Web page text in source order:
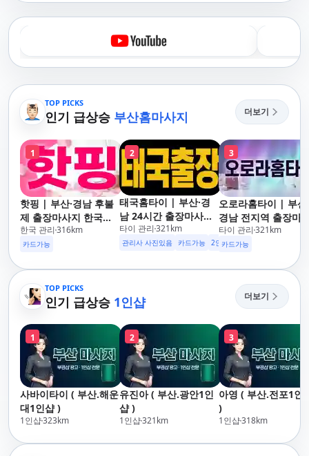
TOP PICKS
인기 급상승 부산홈마사지 더보기
1
핫핑 | 부산·경남 후불
제 출장마사지 한국인
관리사
한국 관리 316km
카드가능
2
태국홈타이 | 부산·경
남 24시간 출장마사지
후불제/해운대,사상,광
안리,남포동,구포,덕천,
산,구서,연산,서면,재
단,다대포,범일,범천,우
동,마린시티,송정,기장,
정관,일광,망미,토곡,시
청,양정,초량,사직,온
천,미남,만덕,괴정,학
장,금사,서동,반여,반
송,명륜,남천,대연,문
현,부전,개금,가야,주
례,괘법,학장,강서,신
호,서구,암남
타이 관리 321km
관리사 사진있음 카드가능 2인이상 할인
3
오로라홈타이 | 부산·
경남 전지역 출장마
지 24시간 홈타이
타이 관리 321km
카드가능
TOP PICKS
인기 급상승 1인샵 더보기
1
사바이타이 ( 부산.해운
대1인샵 )
1인샵323km
2
유진아 ( 부산.광안1인
샵 )
1인샵321km
3
아영 ( 부산.전포1인
)
1인샵318km